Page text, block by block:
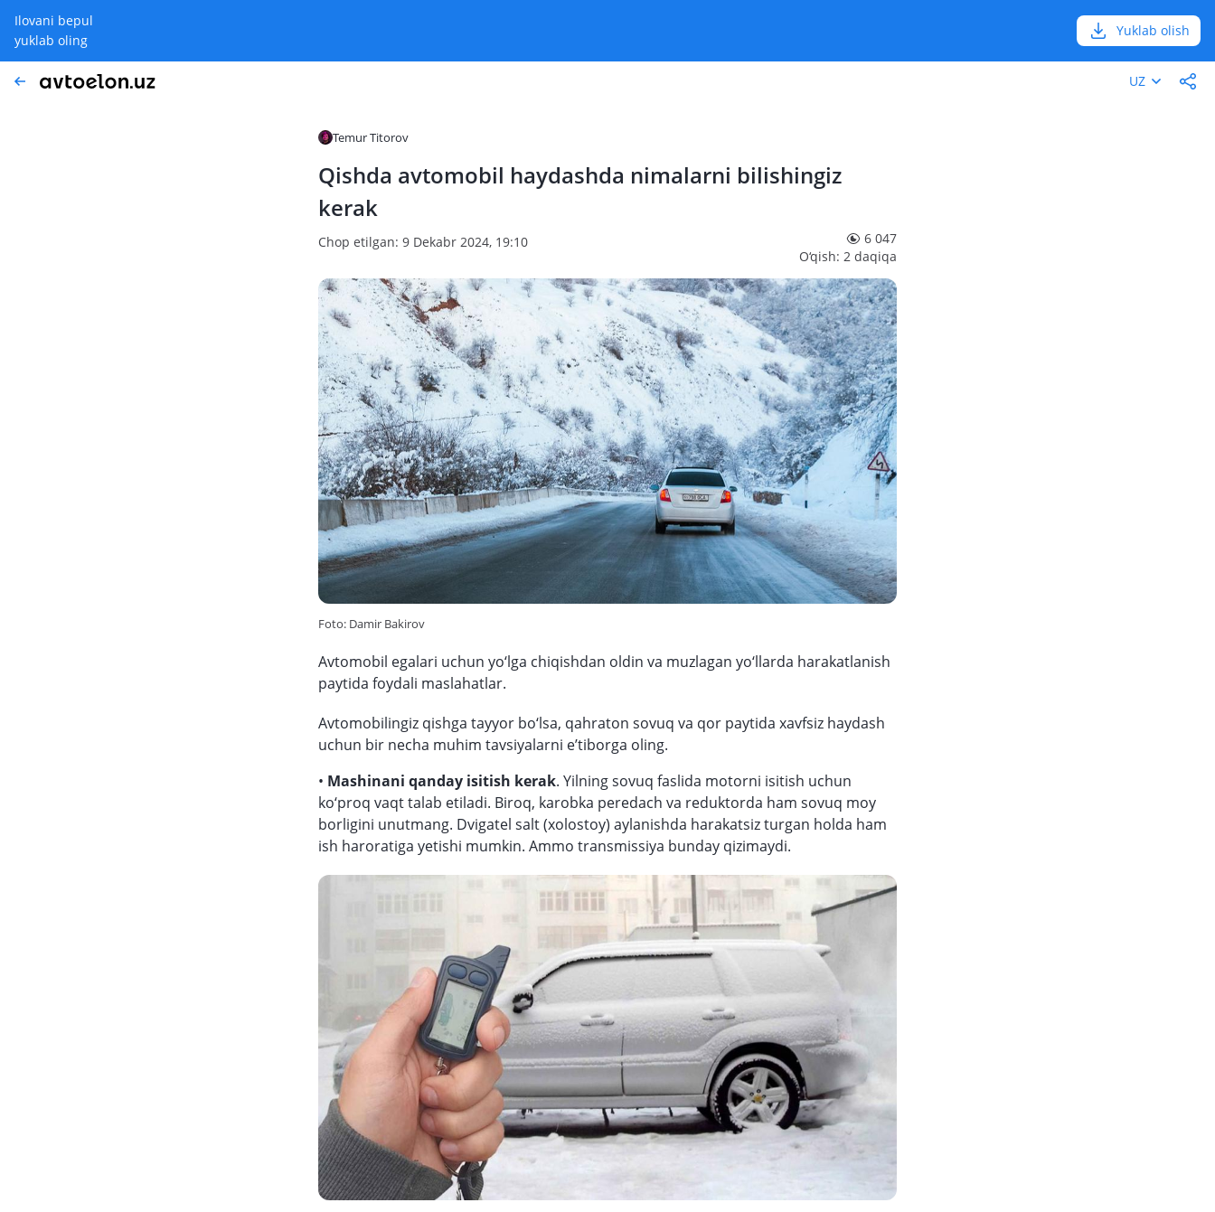
Ilovani bepul
yuklab oling
Yuklab olish
UZ
Temur Titorov
Qishda avtomobil haydashda nimalarni bilishingiz
kerak
Chop etilgan: 9 Dekabr 2024, 19:10
6 047
O‘qish: 2 daqiqa
Foto: Damir Bakirov
Avtomobil egalari uchun yo‘lga chiqishdan oldin va muzlagan yo‘llarda harakatlanish
paytida foydali maslahatlar.
Avtomobilingiz qishga tayyor bo‘lsa, qahraton sovuq va qor paytida xavfsiz haydash
uchun bir necha muhim tavsiyalarni e’tiborga oling.
• Mashinani qanday isitish kerak. Yilning sovuq faslida motorni isitish uchun
ko‘proq vaqt talab etiladi. Biroq, karobka peredach va reduktorda ham sovuq moy
borligini unutmang. Dvigatel salt (xolostoy) aylanishda harakatsiz turgan holda ham
ish haroratiga yetishi mumkin. Ammo transmissiya bunday qizimaydi.